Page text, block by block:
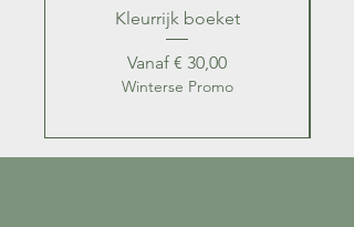
Kleurrijk boeket
Vanaf € 30,00
Verkoopprijs
Winterse Promo